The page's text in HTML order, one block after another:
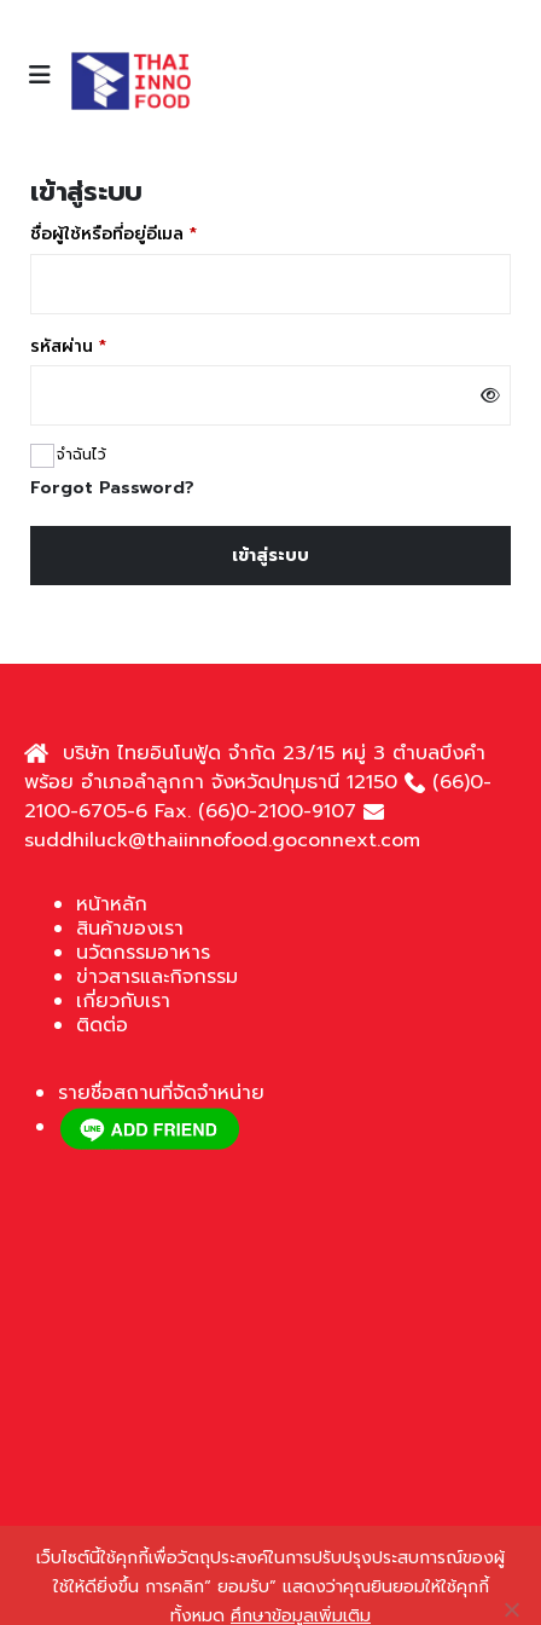
เข้าสู่ระบบ
ชื่อผู้ใช้หรือที่อยู่อีเมล *ต้องการ
รหัสผ่าน *ต้องการ
จำฉันไว้
Forgot Password?
เข้าสู่ระบบ
บริษัท ไทยอินโนฟู้ด จำกัด 23/15 หมู่ 3 ตำบลบึงคำ
พร้อย อำเภอลำลูกกา จังหวัดปทุมธานี 12150
(66)0-
2100-6705-6 Fax. (66)0-2100-9107
suddhiluck@thaiinnofood.goconnext.com
หน้าหลัก
สินค้าของเรา
นวัตกรรมอาหาร
ข่าวสารและกิจกรรม
เกี่ยวกับเรา
ติดต่อ
รายชื่อสถานที่จัดจำหน่าย
Copyright © 2023. Thaiinnofood All Rights Reserved.
เว็บไซต์นี้ใช้คุกกี้เพื่อวัตถุประสงค์ในการปรับปรุงประสบการณ์ของผู้
ใช้ให้ดียิ่งขึ้น การคลิก“ ยอมรับ” แสดงว่าคุณยินยอมให้ใช้คุกกี้
ทั้งหมด ศึกษาข้อมูลเพิ่มเติม